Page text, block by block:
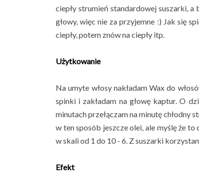
ciepły strumień standardowej suszarki,
głowy, więc nie za przyjemne :) Jak się
ciepły, potem znów na ciepły itp.
Użytkowanie
Na umyte włosy nakładamWax do
spinki i zakładam na głowę kaptur. O
minutach przełączam na minutę chłodny
w ten sposób jeszcze olei, ale myślę że to
w skali od 1 do 10 - 6. Z suszarki
Efekt